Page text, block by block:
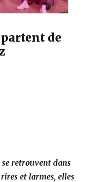
de
retrouvent dans
et larmes, elles